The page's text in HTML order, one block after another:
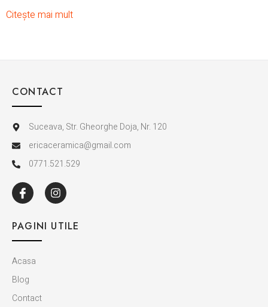
Citește mai mult
CONTACT
Suceava, Str. Gheorghe Doja, Nr. 120
ericaceramica@gmail.com
0771.521.529
PAGINI UTILE
Acasa
Blog
Contact